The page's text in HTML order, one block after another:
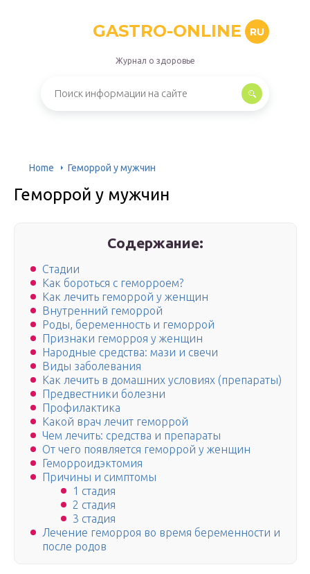
GASTRO-ONLINE RU
Журнал о здоровье
Home Геморрой у мужчин
Геморрой у мужчин
Содержание:
Стадии
Как бороться с геморроем?
Как лечить геморрой у женщин
Внутренний геморрой
Роды, беременность и геморрой
Признаки геморроя у женщин
Народные средства: мази и свечи
Виды заболевания
Как лечить в домашних условиях (препараты)
Предвестники болезни
Профилактика
Какой врач лечит геморрой
Чем лечить: средства и препараты
От чего появляется геморрой у женщин
Геморроидэктомия
Причины и симптомы
1 стадия
2 стадия
3 стадия
Лечение геморроя во время беременности и
после родов